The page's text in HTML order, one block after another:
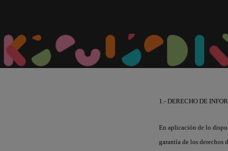
1.- DERECHO DE
En aplicación de lo
garantía de los derechos